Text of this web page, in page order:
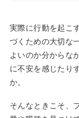
実際に行動を起こ
づくための大切な
よいのか分からな
に不安を感じたり
か。
そんなときこそ、